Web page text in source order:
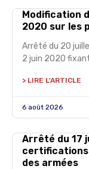
Modification
2020 sur les
Arrêté du 20
2 juin 2020
> LIRE L'ARTICLE
6 août 2026
Arrêté du 17
certifications
des armées